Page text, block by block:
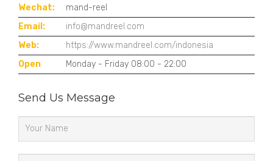
Wechat:
mand-reel
Email:
info@mandreel.com
Web:
https://www.mandreel.com/indonesia
Open
Monday - Friday 08:00 - 22:00
Send Us Message